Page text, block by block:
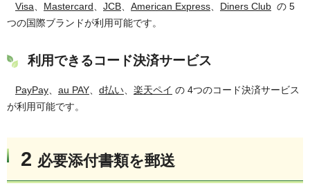
Visa、 Mastercard、 JCB、 American Express、 Diners Club の 5
つの国際ブランドが利用可能です。
利用できるコード決済サービス
PayPay au PAY d払い 楽天ペイ の 4つのコード決済サービス
が利用可能です。
2 必要添付書類を郵送